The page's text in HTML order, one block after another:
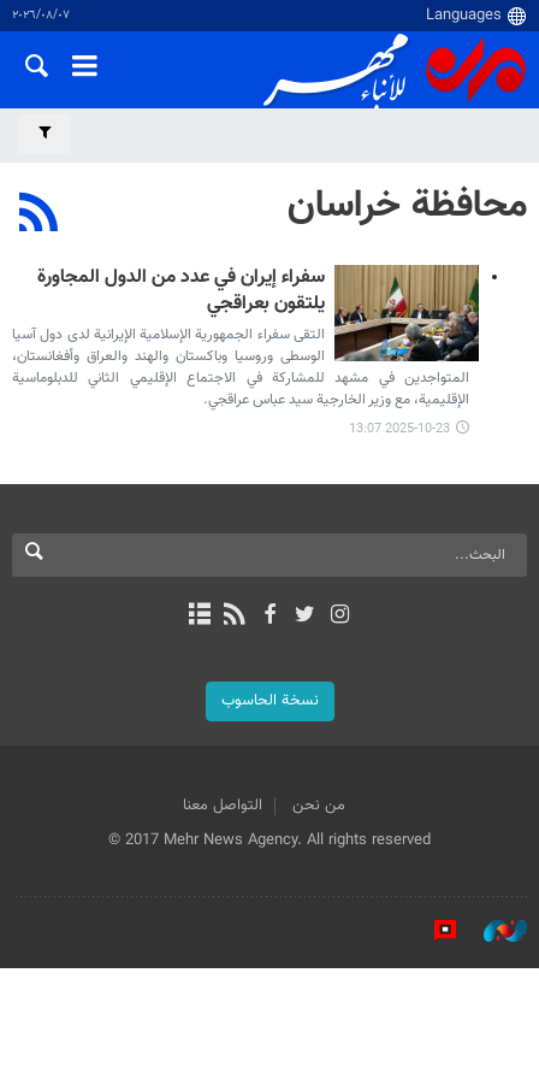
٠٧‏/٠٨‏/٢٠٢٦
محافظة خراسان
سفراء إيران في عدد من الدول المجاورة
يلتقون بعراقجي
التقى سفراء الجمهورية الإسلامية الإيرانية لدى دول آسيا
الوسطى وروسيا وباكستان والهند والعراق وأفغانستان،
المتواجدين في مشهد للمشاركة في الاجتماع الإقليمي الثاني للدبلوماسية
الإقليمية، مع وزير الخارجية سيد عباس عراقجي.
2025-10-23 13:07
نسخة الحاسوب
من نحن
التواصل معنا
© 2017 Mehr News Agency. All rights reserved